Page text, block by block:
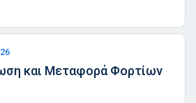
και Μεταφορά Φορτίων